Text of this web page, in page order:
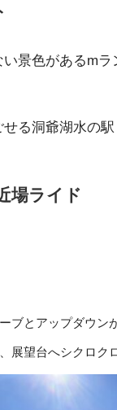
景色があるmラ
る洞爺湖水の駅
場ライド
ブとアップダウン
展望台へシクロク